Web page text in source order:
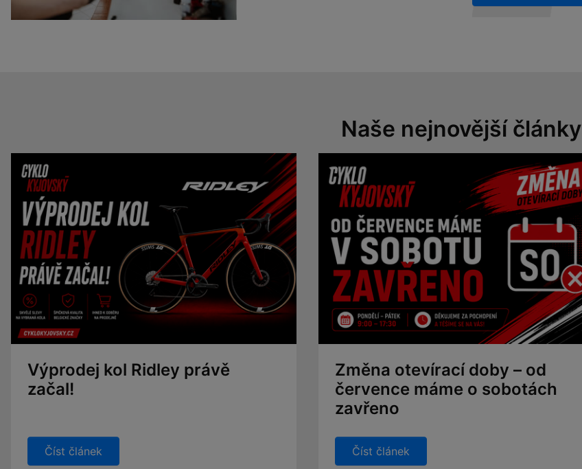
Naše nejnovější články
Výprodej kol Ridley právě
začal!
Číst článek
Změna otevírací doby – od
července máme o sobotách
zavřeno
Číst článek